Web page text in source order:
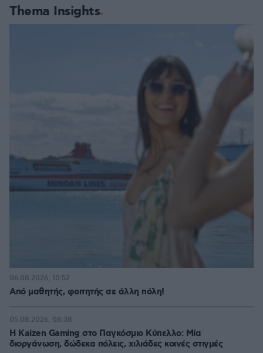
Thema Insights
Από μαθητής, φοιτητής σε άλλη πόλη!
06.08.2026, 10:52
H Kaizen Gaming στο Παγκόσμιο Kύπελλο: Μία
διοργάνωση, δώδεκα πόλεις, χιλιάδες κοινές στιγμές
05.08.2026, 08:38